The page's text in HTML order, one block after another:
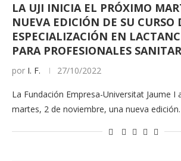
LA UJI INICIA EL PRÓXIMO
NUEVA EDICIÓN DE SU CURSO
ESPECIALIZACIÓN EN
PARA PROFESIONALES
por I. F. 27/10/2022
La Fundación Empresa-Universitat Jaume I
martes, 2 de noviembre, una nueva